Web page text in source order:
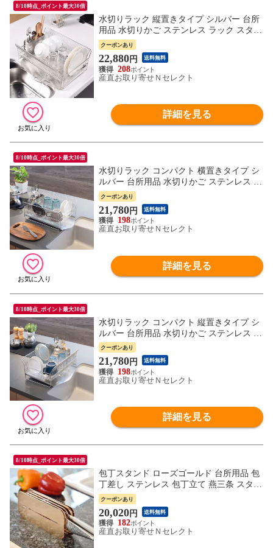
8/10時点_ポイント最大30倍
水切りラック 縦置きタイプ シルバー 台所
用品 水切りかご ステンレス ラック スタン
ド 収納 新潟県 三条 hanauta ハナウタ 水切
りバスケット【沖縄県・離島 配送不可】
クーポンあり
22,880円 送料無料
208
産直お取り寄せＮセレクト
詳細を見る
8/10時点_ポイント最大30倍
水切りラック コンパクト 横置きタイプ シ
ルバー 台所用品 水切りかご ステンレス ス
タンド 新潟 三条 hanauta ハナウタ 水切り
バスケット【沖縄県・離島 配送不可】
クーポンあり
21,780円 送料無料
198
産直お取り寄せＮセレクト
詳細を見る
8/10時点_ポイント最大30倍
水切りラック コンパクト 縦置きタイプ シ
ルバー 台所用品 水切りかご ステンレス ス
タンド 新潟 三条 hanauta ハナウタ 水切り
バスケット【沖縄県・離島 配送不可】
クーポンあり
21,780円 送料無料
198
産直お取り寄せＮセレクト
詳細を見る
8/10時点_ポイント最大30倍
包丁スタンド ローズゴールド 台所用品 包
丁差し ステンレス 包丁立て 燕三条 スタン
ド 新潟県 三条市 hanauta ハナウタ ナイフ
スタンド【沖縄県・離島 配送不可】
クーポンあり
20,020円 送料無料
182
産直お取り寄せＮセレクト